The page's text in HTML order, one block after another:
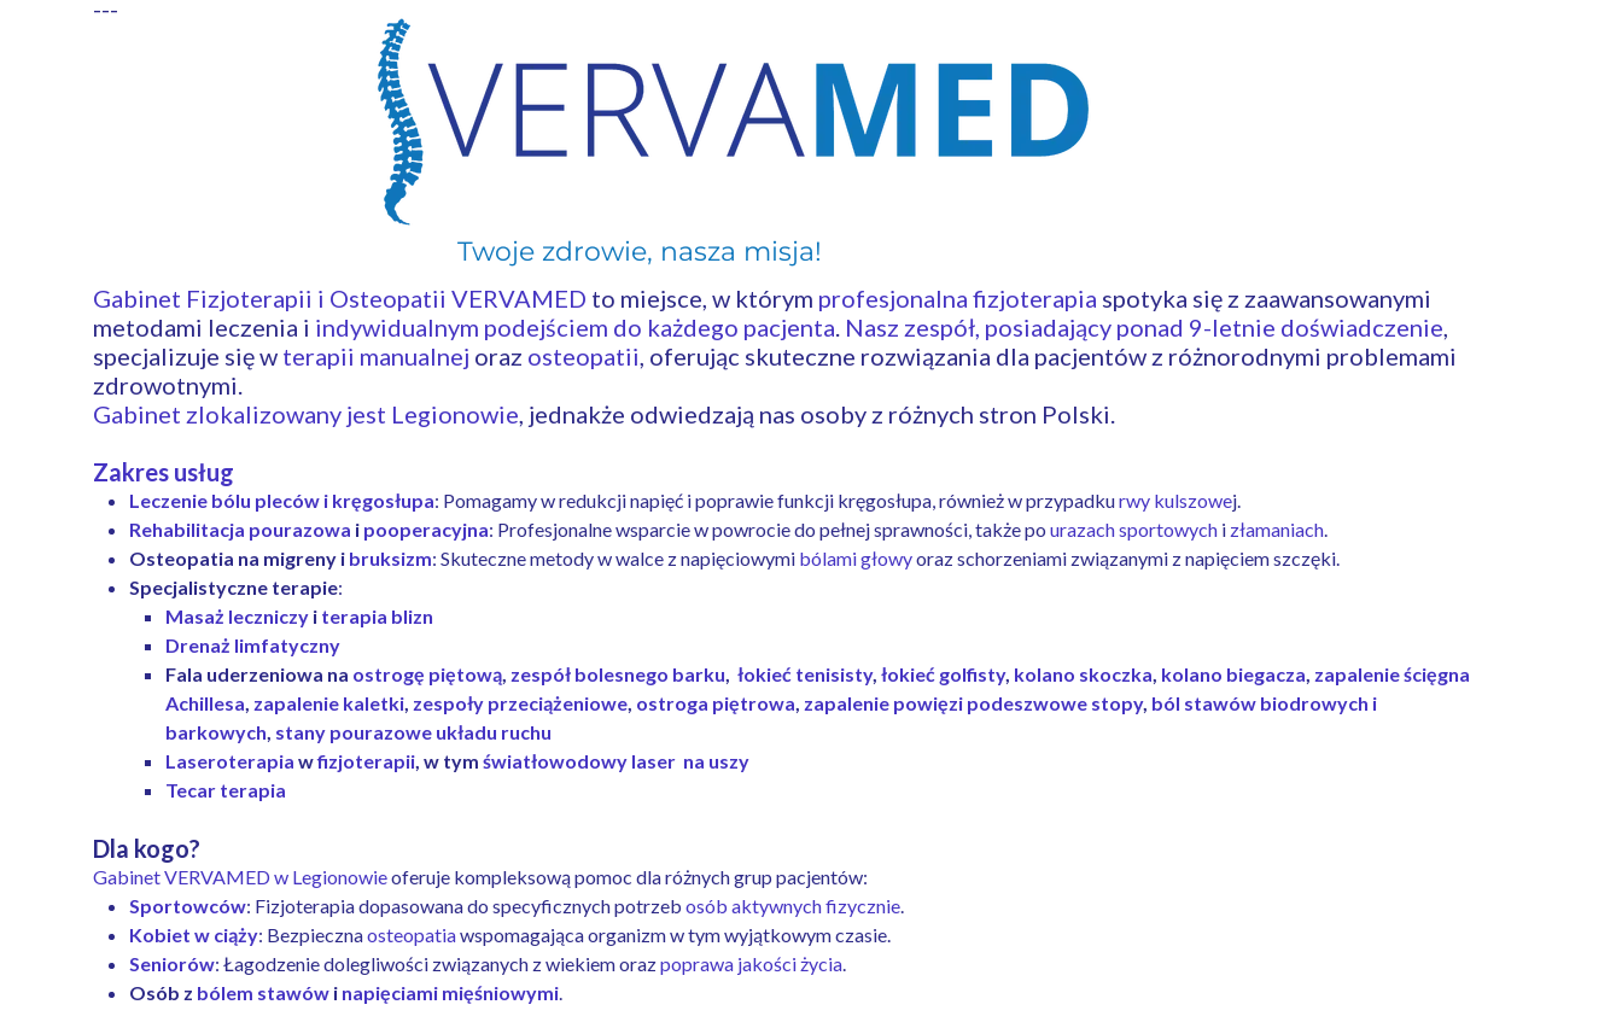
Twoje zdrowie, nasza misja!
legionowo
---
Gabinet Fizjoterapii i Osteopatii VERVAMED to miejsce, w którym profesjonalna fizjoterapia spotyka się z zaawansowanymi
metodami leczenia i indywidualnym podejściem do każdego pacjenta. Nasz zespół, posiadający ponad 9-letnie doświadczenie,
specjalizuje się w terapii manualnej oraz osteopatii, oferując skuteczne rozwiązania dla pacjentów z różnorodnymi problemami
zdrowotnymi.
Gabinet zlokalizowany jest Legionowie, jednakże odwiedzają nas osoby z różnych stron Polski.
Zakres usług
Leczenie bólu pleców i kręgosłupa: Pomagamy w redukcji napięć i poprawie funkcji kręgosłupa, również w przypadkurwy kulszowej.
Rehabilitacja pourazowa i pooperacyjna: Profesjonalne wsparcie w powrocie do pełnej sprawności, także po urazach sportowych i złamaniach.
Osteopatia na migreny i bruksizm: Skuteczne metody w walce z napięciowymi bólami głowyoraz schorzeniami związanymi z napięciem szczęki.
Specjalistyczne terapie:
Masaż leczniczy i terapia blizn
Drenaż limfatyczny
Fala uderzeniowa na ostrogę piętową, zespół bolesnego barku, łokieć tenisisty, łokieć golfisty, kolano skoczka, kolano biegacza, zapalenie ścięgna
Achillesa, zapalenie kaletki, zespoły przeciążeniowe, ostroga piętrowa, zapalenie powięzi podeszwowe stopy, ból stawów biodrowych i
barkowych, stany pourazowe układu ruchu
Laseroterapia wfizjoterapii, w tym światłowodowy laser na uszy
Tecar terapia
Dla kogo?
Gabinet VERVAMED w Legionowieoferuje kompleksową pomoc dla różnych grup pacjentów:
Sportowców: Fizjoterapia dopasowana do specyficznych potrzeb osób aktywnych fizycznie.
Kobiet w ciąży: Bezpiecznaosteopatiawspomagająca organizm w tym wyjątkowym czasie.
Seniorów: Łagodzenie dolegliwości związanych z wiekiem orazpoprawa jakości życia.
Osób z bólem stawów i napięciami mięśniowymi.